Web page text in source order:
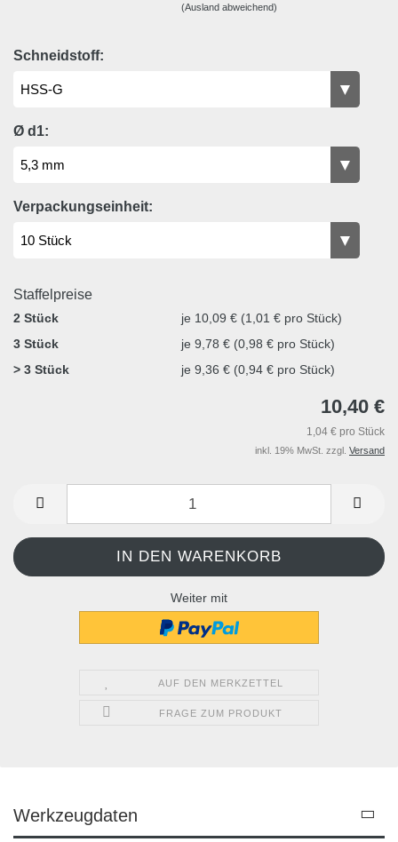
(Ausland abweichend)
Schneidstoff:
Ø d1:
Verpackungseinheit:
Staffelpreise
2 Stück
je 10,09 € (1,01 € pro Stück)
3 Stück
je 9,78 € (0,98 € pro Stück)
> 3 Stück
je 9,36 € (0,94 € pro Stück)
10,40 €
1,04 € pro Stück
inkl. 19% MwSt. zzgl. Versand
Weiter mit
AUF DEN MERKZETTEL
FRAGE ZUM PRODUKT
Werkzeugdaten